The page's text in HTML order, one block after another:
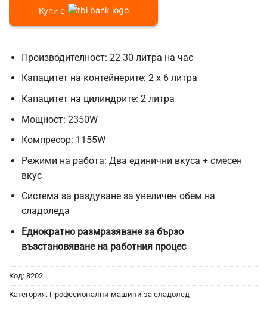
Купи с
Производителност: 22-30 литра на час
Капацитет на контейнерите: 2 х 6 литра
Капацитет на цилиндрите: 2 литра
Мощност: 2350W
Компресор: 1155W
Режими на работа: Два единични вкуса + смесен
вкус
Система за раздуване за увеличен обем на
сладоледа
Еднократно размразяване за бързо
възстановяване на работния процес
Код: 8202
Категория: Професионални машини за сладолед